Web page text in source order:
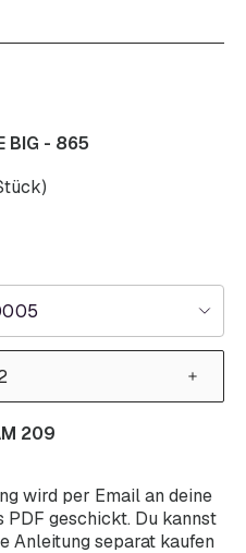
BIG - 865
wird per Email an deine
PDF geschickt. Du kannst
Anleitung separat kaufen
209